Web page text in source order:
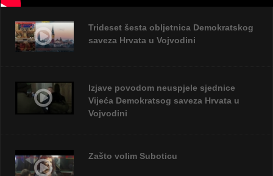
Trideset šesta obljetnica Demokratskog
saveza Hrvata u Vojvodini
Izjave povodom neuspjele sjednice
Vijeća Demokratsog saveza Hrvata u
Vojvodini
Zašto volim Suboticu